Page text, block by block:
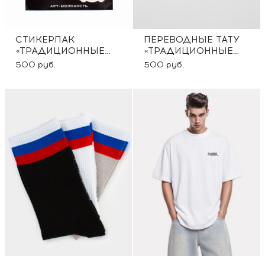
СТИКЕРПАК
«ТРАДИЦИОННЫЕ
ЦЕННОСТИ»
500 руб.
ПЕРЕВОДНЫЕ ТАТУ
«ТРАДИЦИОННЫЕ
ЦЕННОСТИ»
500 руб.